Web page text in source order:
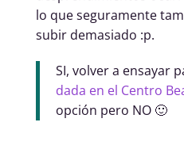
lo que seguramente
subir demasiado :p.
SI, volver a ensayar
dada en el Centro
opción pero NO 🙂